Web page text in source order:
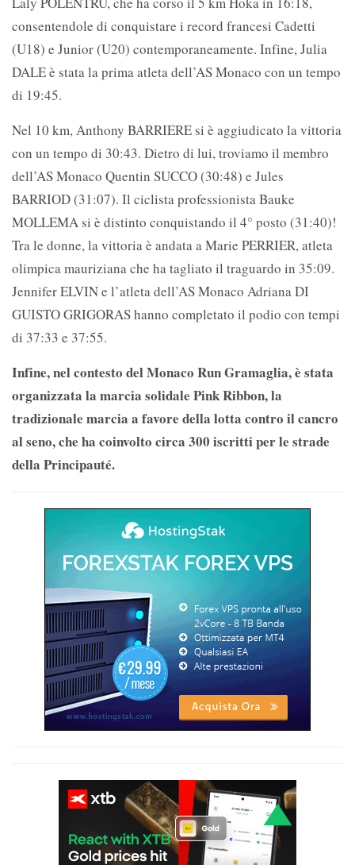
consentendole di conquistare i record francesi Cadetti
(U18) e Junior (U20) contemporaneamente. Infine, Julia
DALE è stata la prima atleta dell’AS Monaco con un tempo
di 19:45.
Nel 10 km, Anthony BARRIERE si è aggiudicato la vittoria
con un tempo di 30:43. Dietro di lui, troviamo il membro
dell’AS Monaco Quentin SUCCO (30:48) e Jules
BARRIOD (31:07). Il ciclista professionista Bauke
MOLLEMA si è distinto conquistando il 4° posto (31:40)!
Tra le donne, la vittoria è andata a Marie PERRIER, atleta
olimpica mauriziana che ha tagliato il traguardo in 35:09.
Jennifer ELVIN e l’atleta dell’AS Monaco Adriana DI
GUISTO GRIGORAS hanno completato il podio con tempi
di 37:33 e 37:55.
Infine, nel contesto del Monaco Run Gramaglia, è stata
organizzata la marcia solidale Pink Ribbon, la
tradizionale marcia a favore della lotta contro il cancro
al seno, che ha coinvolto circa 300 iscritti per le strade
della Principauté.